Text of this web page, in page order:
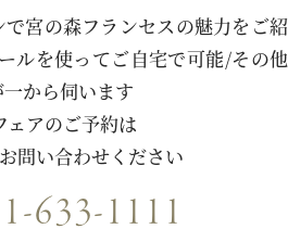
633-1111
、土日祝 10:00-19:00
ご検討の方はこちら
で宮の森フランセスの魅力をご紹
ルを使ってご自宅で可能/その他
から伺います
ェアのご予約は
問い合わせください
633-1111